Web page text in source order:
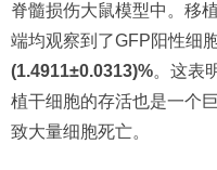
脊髓损伤大鼠模型中。移
端均观察到了GFP阳性细
(1.4911±0.0313)%。这表
植干细胞的存活也是一个
致大量细胞死亡。